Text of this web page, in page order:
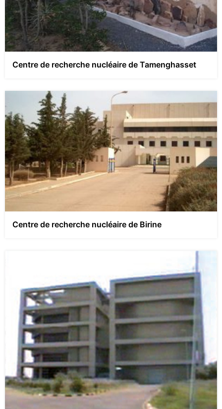
Centre de recherche nucléaire de Tamenghasset
Centre de recherche nucléaire de Birine